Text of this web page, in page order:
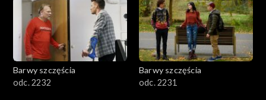
Barwy szczęścia
odc. 2232
Barwy szczęścia
odc. 2231